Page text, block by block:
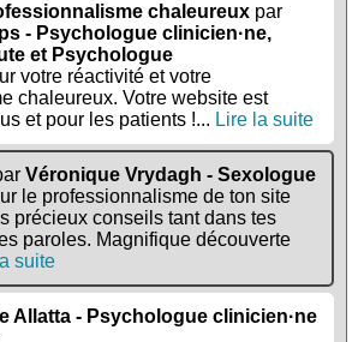
chaleureux par
- Psychologue clinicien·ne,
et Psychologue
votre réactivité et votre
chaleureux. Votre website est
et pour les patients !... Lire la suite
Véronique Vrydagh - Sexologue
le professionnalisme de ton site
précieux conseils tant dans tes
paroles. Magnifique découverte
suite
Allatta - Psychologue clinicien·ne